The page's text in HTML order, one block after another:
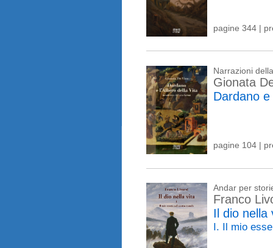
pagine 344 |
Narrazioni
Gionata
Dardano e
pagine 104 |
Andar per
Franco
Il dio nella
I. Il mio